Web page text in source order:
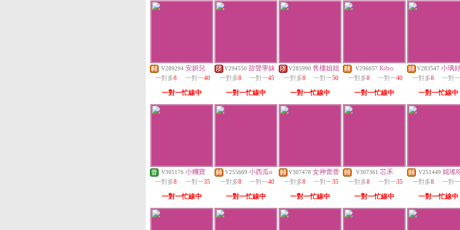
V289294 安妍兒
一對多8 一對一40
一對一忙線中
V294550 甜聲學妹
一對多8 一對一45
一對一忙線中
V285990 售樓姐姐
一對多8 一對一50
一對一忙線中
V296057 Kibo
一對多8 一對一40
一對一忙線中
V283547 小璃
一對多8 一對一
一對一忙線中
V305176 小糰寶
一對多8 一對一35
一對一忙線中
V255669 小西瓜o
一對多8 一對一40
一對一忙線中
V307478 女神蕾蕾
一對多8 一對一35
一對一忙線中
V307361 芯禾
一對多8 一對一35
一對一忙線中
V251449 媱瑤
一對多8 一對一
一對一忙線中